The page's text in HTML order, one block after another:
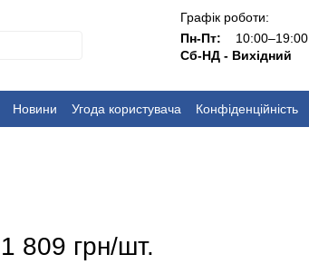
Графік роботи:
Пн-Пт: 10:00–19:00
Сб-НД - Вихідний
Новини Угода користувача Конфіденційність
1 809 грн/шт.